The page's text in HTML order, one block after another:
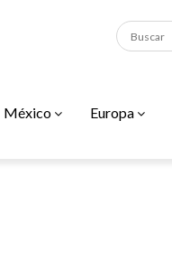
México Europa